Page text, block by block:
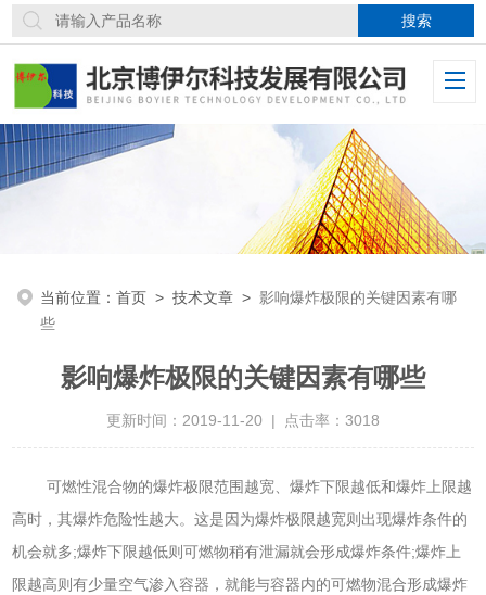
当前位置：首页 >技术文章 >影响爆炸极限的关键因素有哪
些
影响爆炸极限的关键因素有哪些
更新时间：2019-11-20 | 点击率：3018
可燃性混合物的爆炸极限范围越宽、爆炸下限越低和爆炸上限越
高时，其爆炸危险性越大。这是因为爆炸极限越宽则出现爆炸条件的
机会就多;爆炸下限越低则可燃物稍有泄漏就会形成爆炸条件;爆炸上
限越高则有少量空气渗入容器，就能与容器内的可燃物混合形成爆炸